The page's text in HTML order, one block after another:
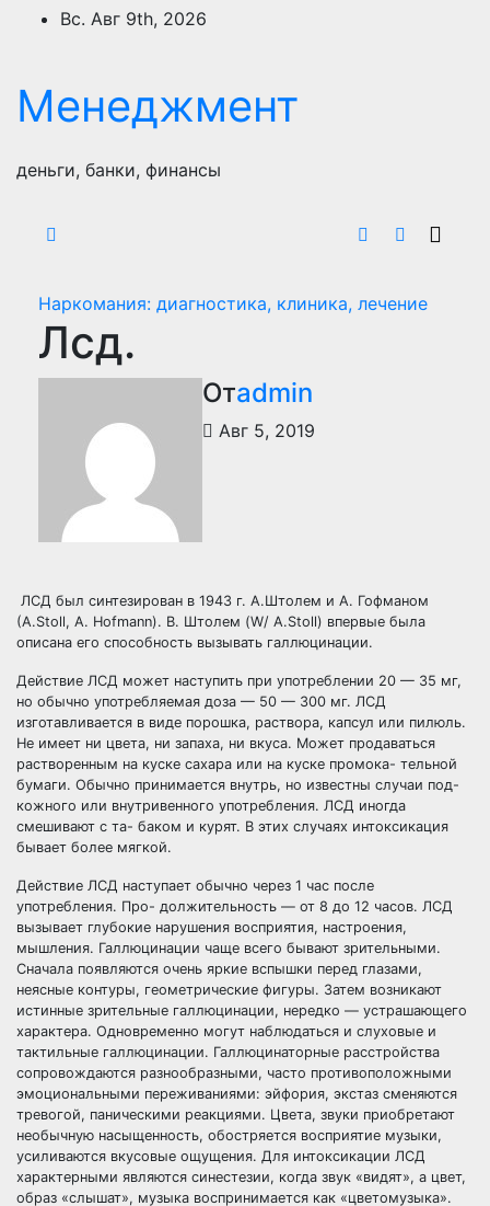
ПерейтиВс. Авг 9th, 2026
Менеджмент
деньги, банки, финансы
Наркомания: диагностика, клиника, лечение
Лсд.
Отadmin
Авг 5, 2019
ЛСД был синтезирован в 1943 г. А.Штолем и А. Гофманом
(А.Stoll, А. Hofmann). В. Штолем (W/ А.Stoll) впервые была
описана его способность вызывать галлюцинации.
Действие ЛСД может наступить при употреблении 20 — 35 мг,
но обычно употребляемая доза — 50 — 300 мг. ЛСД
изготавливается в виде порошка, раствора, капсул или пилюль.
Не имеет ни цвета, ни запаха, ни вкуса. Может продаваться
растворенным на куске сахара или на куске промока- тельной
бумаги. Обычно принимается внутрь, но известны случаи под-
кожного или внутривенного употребления. ЛСД иногда
смешивают с та- баком и курят. В этих случаях интоксикация
бывает более мягкой.
Действие ЛСД наступает обычно через 1 час после
употребления. Про- должительность — от 8 до 12 часов. ЛСД
вызывает глубокие нарушения восприятия, настроения,
мышления. Галлюцинации чаще всего бывают зрительными.
Сначала появляются очень яркие вспышки перед глазами,
неясные контуры, геометрические фигуры. Затем возникают
истинные зрительные галлюцинации, нередко — устрашающего
характера. Одновременно могут наблюдаться и слуховые и
тактильные галлюцинации. Галлюцинаторные расстройства
сопровождаются разнообразными, часто противоположными
эмоциональными переживаниями: эйфория, экстаз сменяются
тревогой, паническими реакциями. Цвета, звуки приобретают
необычную насыщенность, обостряется восприятие музыки,
усиливаются вкусовые ощущения. Для интоксикации ЛСД
характерными являются синестезии, когда звук «видят», а цвет,
образ «слышат», музыка воспринимается как «цветомузыка».